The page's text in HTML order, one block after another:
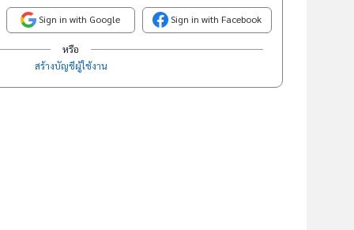
Sign in with Google Sign in with Facebook
หรือ
สร้างบัญชีผู้ใช้งาน